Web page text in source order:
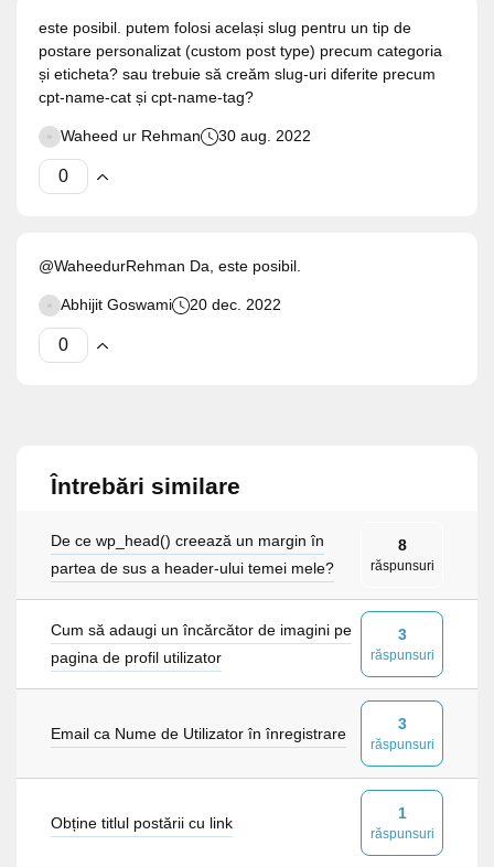
este posibil. putem folosi același slug pentru un tip de
postare personalizat (custom post type) precum categoria
și eticheta? sau trebuie să creăm slug-uri diferite precum
cpt-name-cat și cpt-name-tag?
Waheed ur Rehman 30 aug. 2022
@WaheedurRehman Da, este posibil.
Abhijit Goswami 20 dec. 2022
Întrebări similare
De ce wp_head() creează un margin în
partea de sus a header-ului temei mele?
8
răspunsuri
Cum să adaugi un încărcător de imagini pe
pagina de profil utilizator
3
răspunsuri
Email ca Nume de Utilizator în înregistrare
3
răspunsuri
Obține titlul postării cu link
1
răspunsuri